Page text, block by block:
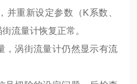
并重新设定参数（K系数、
流量计恢复正常。
，涡街流量计仍然显示有流